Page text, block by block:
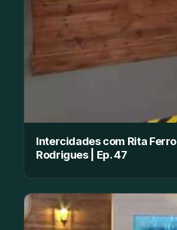
Intercidades com Rita Ferro
Rodrigues | Ep. 47